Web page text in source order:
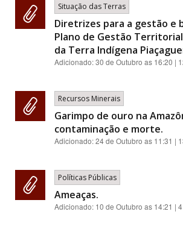
Situação das Terras
Diretrizes para a gestão e
Plano de Gestão
da Terra Indígena
Adicionado:30 de Outubro as 16:20 |
Recursos Minerais
Garimpo de ouro na
contaminação e morte.
Adicionado:24 de Outubro as 11:31 |
Políticas Públicas
Ameaças.
Adicionado: 10 de Outubro as 14:21 |